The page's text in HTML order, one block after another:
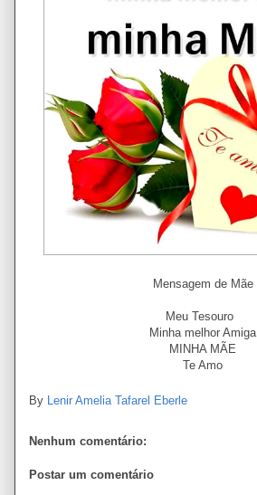
Mensagem de Mãe
Meu Tesouro
Minha melhor Amiga
MINHA MÃE
Te Amo
By Lenir Amelia Tafarel Eberle
Nenhum comentário:
Postar um comentário